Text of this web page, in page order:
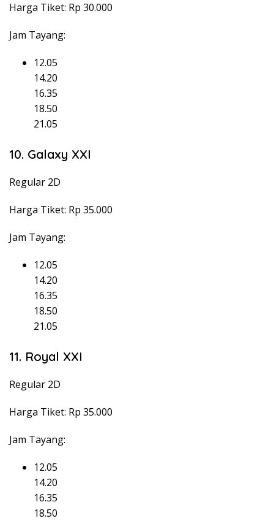
Harga Tiket: Rp 30.000
Jam Tayang:
12.05
14.20
16.35
18.50
21.05
10. Galaxy XXI
Regular 2D
Harga Tiket: Rp 35.000
Jam Tayang:
12.05
14.20
16.35
18.50
21.05
11. Royal XXI
Regular 2D
Harga Tiket: Rp 35.000
Jam Tayang:
12.05
14.20
16.35
18.50